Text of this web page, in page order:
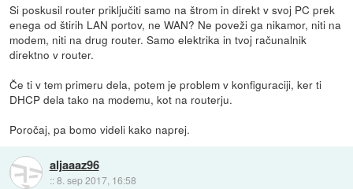
Si poskusil router priključiti samo na štrom in direkt v svoj PC prek
enega od štirih LAN portov, ne WAN? Ne poveži ga nikamor, niti na
modem, niti na drug router. Samo elektrika in tvoj računalnik
direktno v router.
Če ti v tem primeru dela, potem je problem v konfiguraciji, ker ti
DHCP dela tako na modemu, kot na routerju.
Poročaj, pa bomo videli kako naprej.
aljaaaz96
::8. sep 2017, 16:58